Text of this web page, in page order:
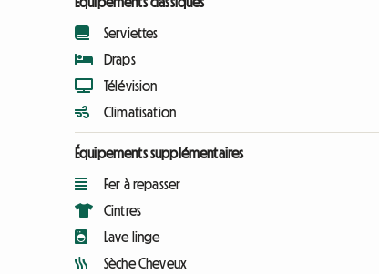
Serviettes
Draps
Télévision
Climatisation
Équipements supplémentaires
Fer à repasser
Cintres
Lave linge
Sèche Cheveux